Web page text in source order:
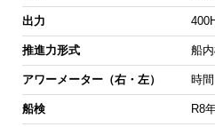
出力
推進力形式 船
アワーメーター（右・左） 時間
船検 R8